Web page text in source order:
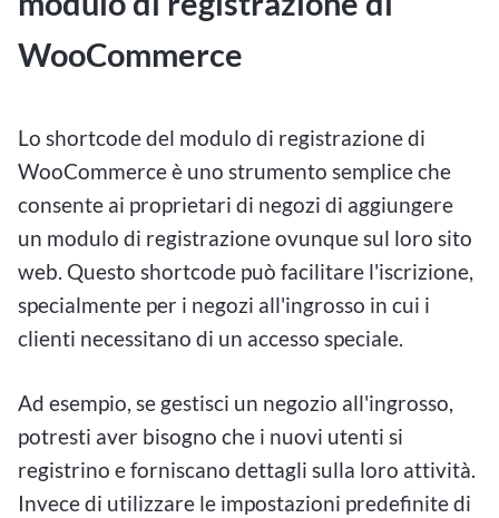
WooCommerce
Lo shortcode del modulo di registrazione di
WooCommerce è uno strumento semplice che
consente ai proprietari di negozi di aggiungere
un modulo di registrazione ovunque sul loro sito
web. Questo shortcode può facilitare l'iscrizione,
specialmente per i negozi all'ingrosso in cui i
clienti necessitano di un accesso speciale.
Ad esempio, se gestisci un negozio all'ingrosso,
potresti aver bisogno che i nuovi utenti si
registrino e forniscano dettagli sulla loro attività.
Invece di utilizzare le impostazioni predefinite di